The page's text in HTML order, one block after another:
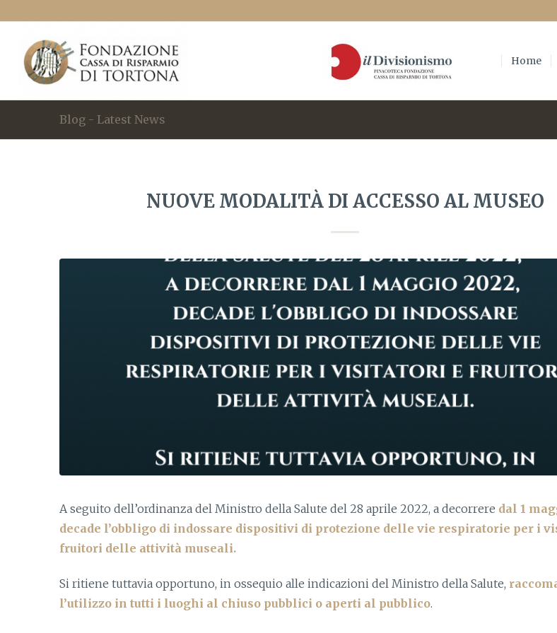
Home
Blog - Latest News
NUOVE MODALITÀ DI ACCESSO AL MUSEO
A seguito dell’ordinanza del Ministro della Salute del 28 aprile 2022, a decorrere dal 1
decade l’obbligo di indossare dispositivi di protezione delle vie respiratorie per i
fruitori delle attività museali.
Si ritiene tuttavia opportuno, in ossequio alle indicazioni del Ministro della Salute,
l’utilizzo in tutti i luoghi al chiuso pubblici o aperti al pubblico.